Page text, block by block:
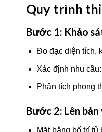
Quy trình
Bước 1: Khảo
Đo đạc diện tích,
Xác định nhu
Phân tích phong
Bước 2: Lên